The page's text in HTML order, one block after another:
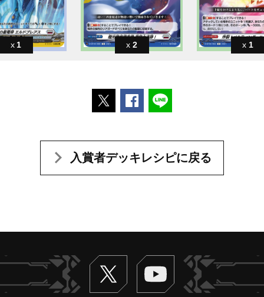
1 2 1
ポストするFacebookでシェアする
入賞者デッキレシピに戻る
Twitter ヴァンガードch